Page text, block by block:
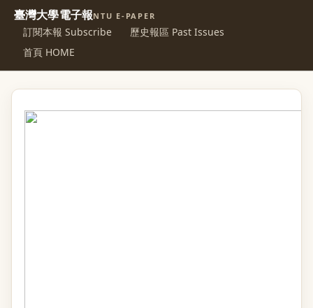
臺灣大學電子報NTU E-PAPER
訂閱本報 Subscribe
歷史報區 Past Issues
首頁 HOME